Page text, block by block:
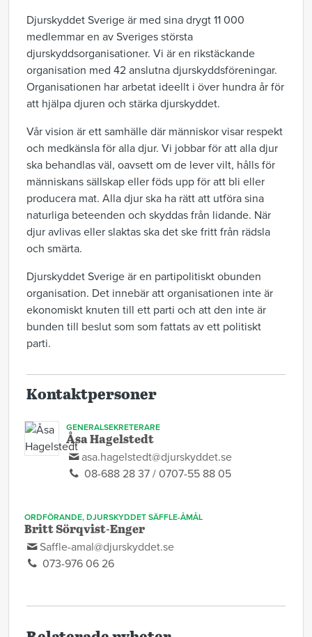
Djurskyddet Sverige är med sina drygt 11 000
medlemmar en av Sveriges största
djurskyddsorganisationer. Vi är en rikstäckande
organisation med 42 anslutna djurskyddsföreningar.
Organisationen har arbetat ideellt i över hundra år för
att hjälpa djuren och stärka djurskyddet.
Vår vision är ett samhälle där människor visar respekt
och medkänsla för alla djur. Vi jobbar för att alla djur
ska behandlas väl, oavsett om de lever vilt, hålls för
människans sällskap eller föds upp för att bli eller
producera mat. Alla djur ska ha rätt att utföra sina
naturliga beteenden och skyddas från lidande. När
djur avlivas eller slaktas ska det ske fritt från rädsla
och smärta.
Djurskyddet Sverige är en partipolitiskt obunden
organisation. Det innebär att organisationen inte är
ekonomiskt knuten till ett parti och att den inte är
bunden till beslut som som fattats av ett politiskt
parti.
Kontaktpersoner
GENERALSEKRETERARE
Åsa Hagelstedt
asa.hagelstedt@djurskyddet.se
08-688 28 37 / 0707-55 88 05
ORDFÖRANDE, DJURSKYDDET SÄFFLE-ÅMÅL
Britt Sörqvist-Enger
Saffle-amal@djurskyddet.se
073-976 06 26